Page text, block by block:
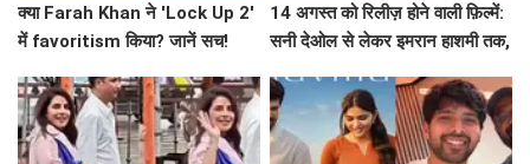
क्या Farah Khan ने 'Lock Up 2'
में favoritism किया? जानें सच!
14 अगस्त को रिलीज़ होने वाली फ़िल्में:
सनी देओल से लेकर इमरान हाशमी तक,